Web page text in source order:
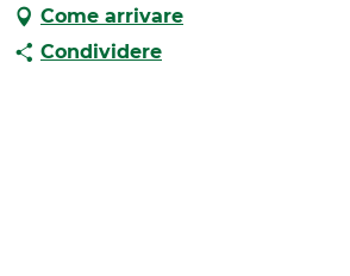
Come arrivare
Condividere